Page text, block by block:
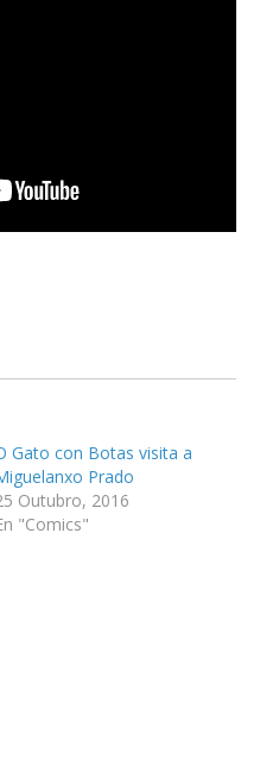
Gato con Botas visita a
Prado
Outubro, 2016
"Comics"